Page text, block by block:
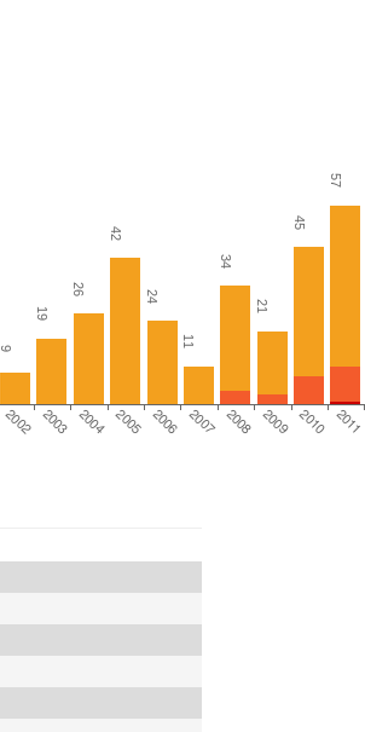
9
19
26
42
24
11
34
21
45
57
2002 2003 20042005 2006 2007 2008 20092010 2011